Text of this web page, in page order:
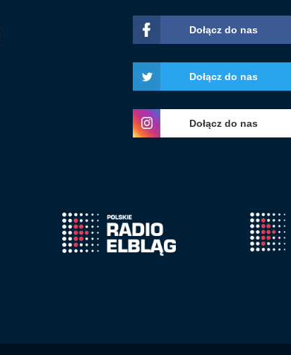
Dołącz do nas
Dołącz do nas
Dołącz do nas